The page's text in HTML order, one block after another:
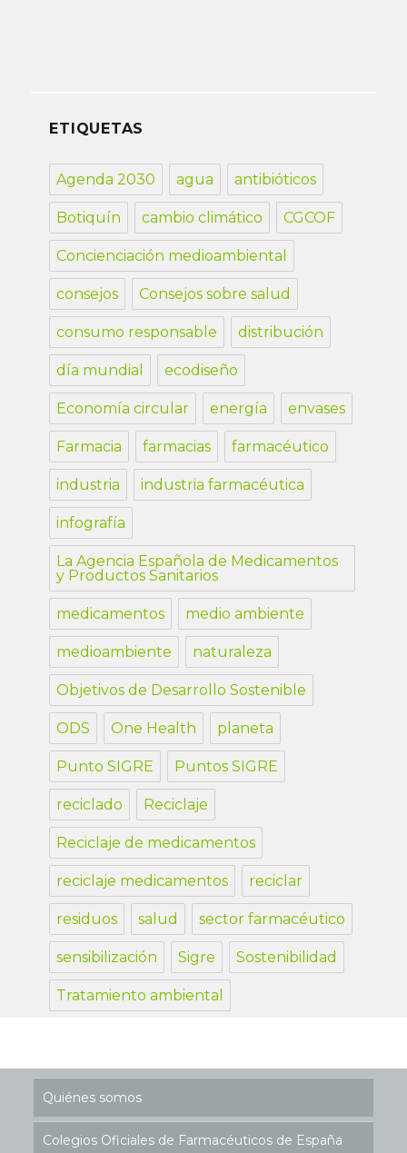
ETIQUETAS
Agenda 2030 agua antibióticos
Botiquín cambio climático CGCOF
Concienciación medioambiental
consejos Consejos sobre salud
consumo responsable distribución
día mundial ecodiseño
Economía circular energía envases
Farmacia farmacias farmacéutico
industria industria farmacéutica
infografía
La Agencia Española de Medicamentos
y Productos Sanitarios
medicamentos medio ambiente
medioambiente naturaleza
Objetivos de Desarrollo Sostenible
ODS One Health planeta
Punto SIGRE Puntos SIGRE
reciclado Reciclaje
Reciclaje de medicamentos
reciclaje medicamentos reciclar
residuos salud sector farmacéutico
sensibilización Sigre Sostenibilidad
Tratamiento ambiental
Quiénes somos
Colegios Oficiales de Farmacéuticos de España